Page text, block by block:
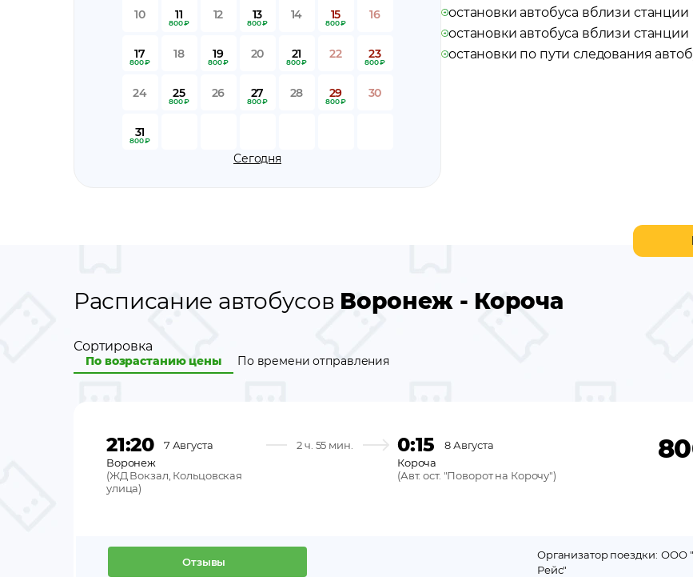
10 11
800 ₽
12 13
800 ₽
14 15
800 ₽
16
17
800 ₽
18 19
800 ₽
20 21
800 ₽
22 23
800 ₽
24 25
800 ₽
26 27
800 ₽
28 29
800 ₽
30
31
800 ₽
Сегодня
остановки автобуса вблизи станции
остановки автобуса вблизи станции
остановки по пути следования
Расписание автобусов Воронеж - Короча
Сортировка
По возрастанию цены По времени отправления
21:20
7 Августа
Воронеж
(ЖД Вокзал, Кольцовская
улица)
2 ч. 55 мин. 0:15
8 Августа
Короча
(Авт. ост. "Поворот на Корочу")
Отзывы
Организатор поездки: ООО
Рейс"